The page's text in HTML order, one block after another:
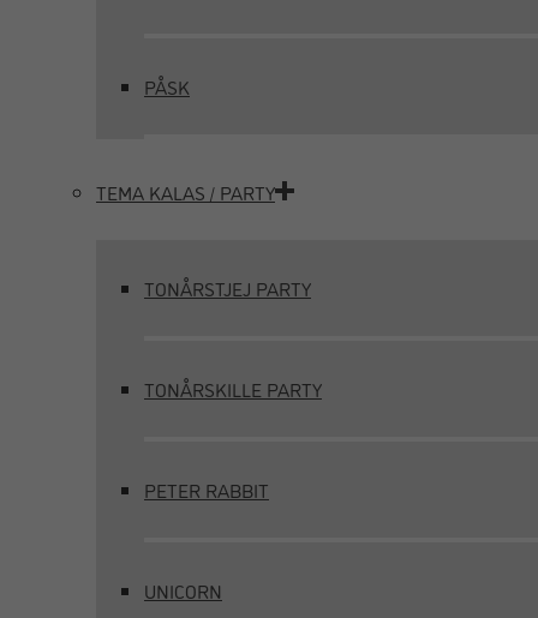
PÅSK
TEMA KALAS / PARTY
TONÅRSTJEJ PARTY
TONÅRSKILLE PARTY
PETER RABBIT
UNICORN